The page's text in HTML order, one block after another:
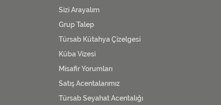
Sizi Arayalım
Grup Talep
Türsab Kütahya Çizelgesi
Küba Vizesi
Misafir Yorumları
Satış Acentalarımız
Türsab Seyahat Acentalığı